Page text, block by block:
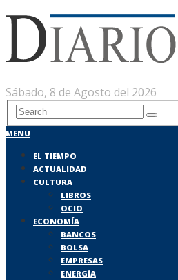
Sábado, 8 de Agosto del 2026
MENU
EL TIEMPO
ACTUALIDAD
CULTURA
LIBROS
OCIO
ECONOMÍA
BANCOS
BOLSA
EMPRESAS
ENERGÍA